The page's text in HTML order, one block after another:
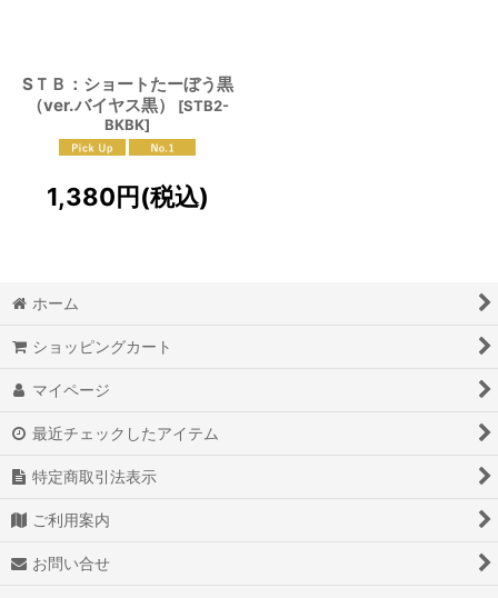
SＴＢ：ショートたーぼう黒
（ver.バイヤス黒）
[STB2-
BKBK]
1,380円(税込)
ホーム
ショッピングカート
マイページ
最近チェックしたアイテム
特定商取引法表示
ご利用案内
お問い合せ